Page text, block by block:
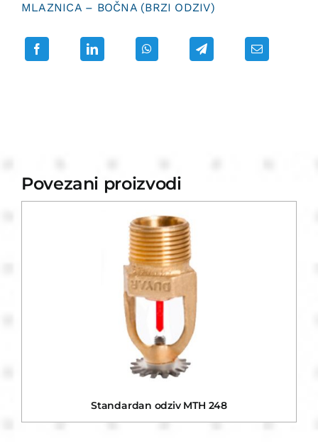
MLAZNICA – BOČNA (BRZI ODZIV)
Povezani proizvodi
Standardan odziv MTH 248